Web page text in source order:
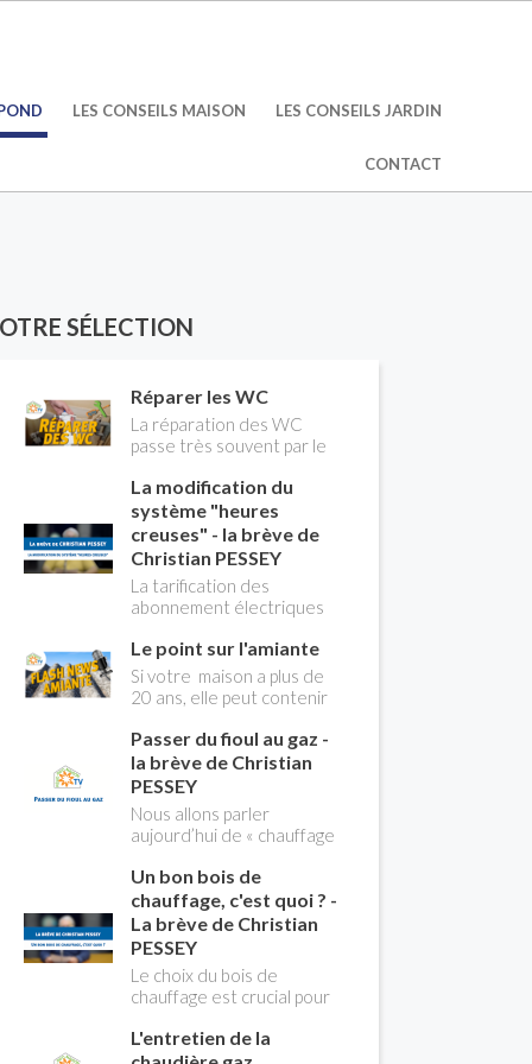
LES CONSEILS MAISON LES CONSEILS JARDIN
CONTACT
SÉLECTION
Réparer les WC
La réparation des WC
passe très souvent par le
flotteur. Tuto pour tout
vous expliquer
La modification du
système "heures
creuses" - la brève de
Christian PESSEY
La tarification des
abonnement électriques
longtemps deux
possibilités : heures
pleines, heures creuses.
Aujourd'hui Christian
PESSEY vous explique tout
ce qu'il faut savoir sur la
nouvelle modification du
système "heures creuses"
qui concerne près de 15
millions de Français !
Le point sur l'amiante
Si votre maison a plus de
20 ans, elle peut contenir
contenant de l'amiante) !
Pas de panique, on fait le
point dans notre flash
news n°3 spéciale
Amiante et ses dangers
avec Christian Pessey
Passer du fioul au gaz -
la brève de Christian
PESSEY
Nous allons parler
aujourd’hui de « chauffage
du changement d’énergie.
Nous allons aborder
l’abandon du fioul au profit
du gaz.
Un bon bois de
chauffage, c'est quoi ? -
La brève de Christian
PESSEY
Le choix du bois de
chauffage est crucial pour
rendement énergétique
L'entretien de la